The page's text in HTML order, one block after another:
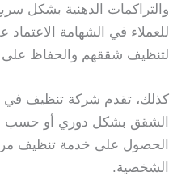
والتراكمات الدهنية بشكل
للعملاء في الشهامة
لتنظيف شققهم والحفاظ على
كذلك، تقدم شركة تنظيف في
الشقق بشكل دوري أو حسب
الحصول على خدمة تنظيف
الشخصية.